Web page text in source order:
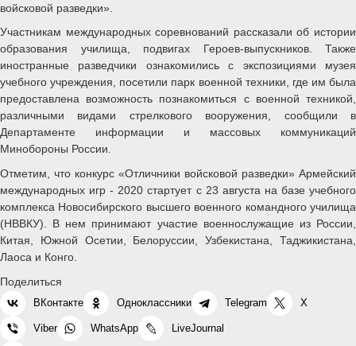
войсковой разведки».
Участникам международных соревнований рассказали об истории
образования училища, подвигах Героев-выпускников. Также
иностранные разведчики ознакомились с экспозициями музея
учебного учреждения, посетили парк военной техники, где им была
предоставлена возможность познакомиться с военной техникой,
различными видами стрелкового вооружения, сообщили в
Департаменте информации и массовых коммуникаций
Минобороны России.
Отметим, что конкурс «Отличники войсковой разведки» Армейский
международных игр - 2020 стартует с 23 августа на базе учебного
комплекса Новосибирского высшего военного командного училища
(НВВКУ). В нем принимают участие военнослужащие из России,
Китая, Южной Осетии, Белоруссии, Узбекистана, Таджикистана,
Лаоса и Конго.
Поделиться
ВКонтакте Одноклассники Telegram X
Viber WhatsApp LiveJournal